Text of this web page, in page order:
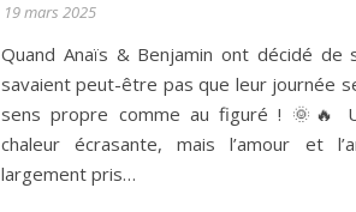
19 mars 2025
Quand Anaïs & Benjamin ont décidé
savaient peut-être pas que leur journée
sens propre comme au figuré ! 🌞🔥
chaleur écrasante, mais l’amour et
largement pris…